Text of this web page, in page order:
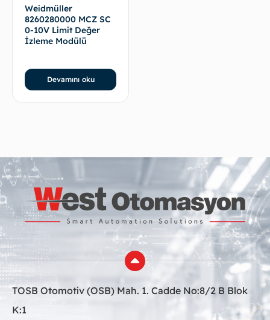
Weidmüller
8260280000 MCZ SC
0-10V Limit Değer
İzleme Modülü
Devamını oku
TOSB Otomotiv (OSB) Mah. 1. Cadde No:8/2 B Blok
K:1